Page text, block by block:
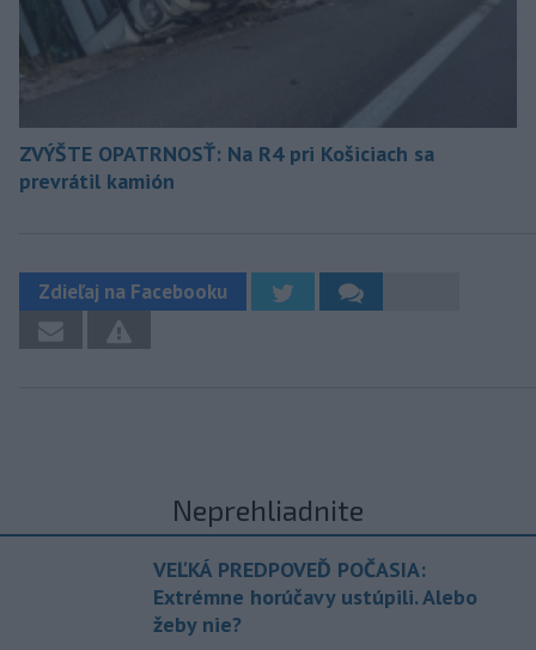
ZVÝŠTE OPATRNOSŤ: Na R4 pri Košiciach sa
prevrátil kamión
Zdieľaj na Facebooku
Neprehliadnite
VEĽKÁ PREDPOVEĎ POČASIA:
Extrémne horúčavy ustúpili. Alebo
žeby nie?